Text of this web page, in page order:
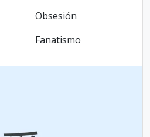
Obsesión
Fanatismo